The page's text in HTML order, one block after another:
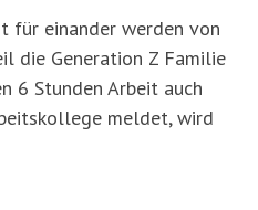
für einander werden von
die Generation Z Familie
6 Stunden Arbeit auch
meldet, wird